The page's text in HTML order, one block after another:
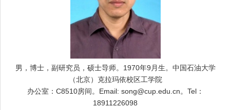
男，博士，副研究员，硕士导师。 1970年9 月生。中国石油大学
（北京）克拉玛依校区工学院
办公室： C8510房间。 Email: song@cup.edu.cn。 Tel：
18911226098